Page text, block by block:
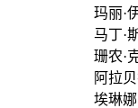
玛丽·伊丽莎
马丁·斯
珊农·克
阿拉贝拉·奥
埃琳娜·坎